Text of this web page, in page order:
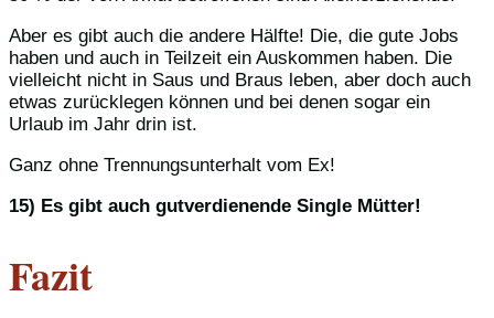
Aber es gibt auch die andere Hälfte! Die, die gute Jobs
haben und auch in Teilzeit ein Auskommen haben. Die
vielleicht nicht in Saus und Braus leben, aber doch auch
etwas zurücklegen können und bei denen sogar ein
Urlaub im Jahr drin ist.
Ganz ohne Trennungsunterhalt vom Ex!
15) Es gibt auch gutverdienende Single Mütter!
Fazit